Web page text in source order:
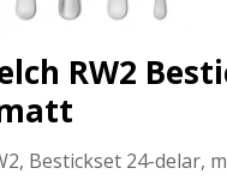
RW2
Bestickset 24-delar,